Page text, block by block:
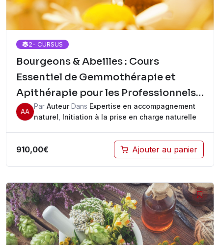
2- CURSUS
Bourgeons & Abeilles : Cours
Essentiel de Gemmothérapie et
Apithérapie pour les Professionnels
de la Santé intégrative
AA
Par AuteurDans Expertise en accompagnement
naturel Initiation à la prise en charge naturelle
910,00€ Ajouter au panier